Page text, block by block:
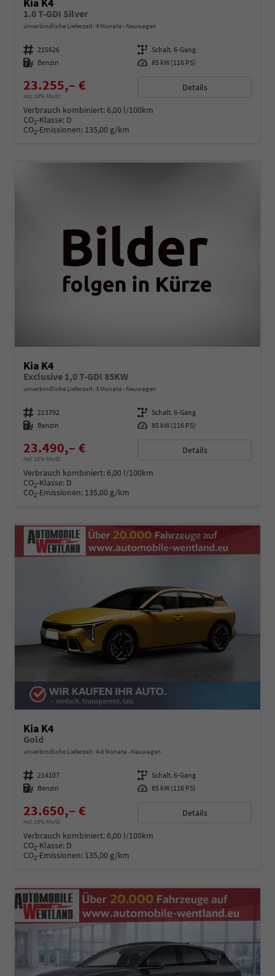
Kia K4
1.0 T-GDI Silver
unverbindliche Lieferzeit: 4 Monate Neuwagen
Fahrzeugnummer 215626 Getriebe Schalt. 6-Gang
Kraftstoff Benzin Leistung 85 kW (116 PS)
23.255,– €
incl. 19% MwSt.
Details
Verbrauch kombiniert:6,00 l/100km
CO2-Klasse: D
CO2-Emissionen: 135,00 g/km
Kia K4
Exclusive 1,0 T-GDI 85KW
unverbindliche Lieferzeit: 3 Monate Neuwagen
Fahrzeugnummer 213792 Getriebe Schalt. 6-Gang
Kraftstoff Benzin Leistung 85 kW (116 PS)
23.490,– €
incl. 19% MwSt.
Details
Verbrauch kombiniert:6,00 l/100km
CO2-Klasse: D
CO2-Emissionen: 135,00 g/km
Kia K4
Gold
unverbindliche Lieferzeit: 4-6 Monate Neuwagen
Fahrzeugnummer 214107 Getriebe Schalt. 6-Gang
Kraftstoff Benzin Leistung 85 kW (116 PS)
23.650,– €
incl. 19% MwSt.
Details
Verbrauch kombiniert:6,00 l/100km
CO2-Klasse: D
CO2-Emissionen: 135,00 g/km